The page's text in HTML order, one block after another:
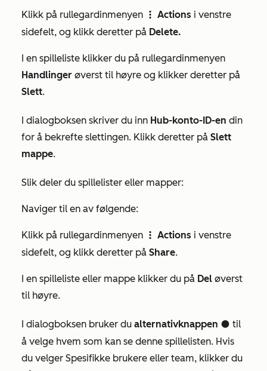
Klikk på rullegardinmenyen verticalMenu Actions i venstre
sidefelt, og klikk deretter på Delete.
I en spilleliste klikker du på rullegardinmenyen
Handlinger øverst til høyre og klikker deretter på
Slett.
I dialogboksen skriver du inn Hub-konto-ID-en din
for å bekrefte slettingen. Klikk deretter på Slett
mappe.
Slik deler du spillelister eller mapper:
Naviger til en av følgende:
Klikk på rullegardinmenyen verticalMenu Actions i venstre
sidefelt, og klikk deretter på Share.
I en spilleliste eller mappe klikker du på Del øverst
til høyre.
I dialogboksen bruker du alternativknappen circleFilled til
å velge hvem som kan se denne spillelisten. Hvis
du velger Spesifikke brukere eller team, klikker du